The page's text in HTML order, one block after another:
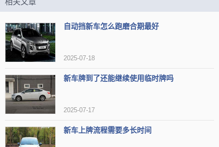
理并确保充电口干燥后再使用，这样才能保证充电器和电池的安全，
为电动车的正常运行提供保障。不管是雨天抑或酷热天气，都需注意
细节，以确保车辆的正常运行和安全性。
相关文章
自动挡新车怎么跑磨合期最好
2025-07-18
新车牌到了还能继续使用临时牌吗
2025-07-17
新车上牌流程需要多长时间